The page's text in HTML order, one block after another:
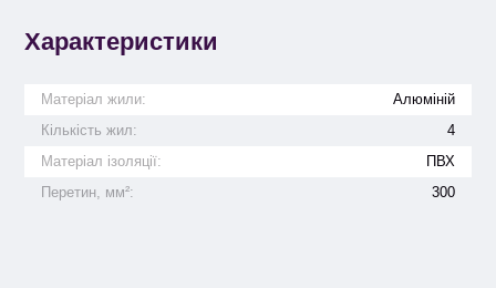
Характеристики
Матеріал жили:
Алюміній
Кількість жил:
4
Матеріал ізоляції:
ПВХ
Перетин, мм²:
300